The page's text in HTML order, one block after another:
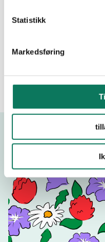
Statistikk
Markedsføring
Miljøagentene
Les om Plast-